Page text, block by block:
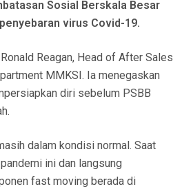
Sosial Berskala Besar
virus Covid-19.
Reagan, Head of After Sales
MMKSI. Ia menegaskan
diri sebelum PSBB
dalam kondisi normal. Saat
ini dan langsung
fast moving berada di